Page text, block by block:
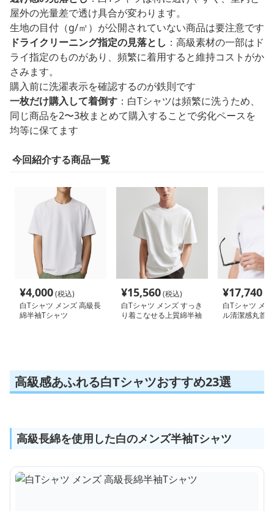
屋外の光量差で透け具合が変わります。
生地の目付（g/㎡）が公開されていない商品は要注意です
ドライクリーニング指定の見落とし ：高級素材の一部はド
ライ指定のものがあり、頻繁に着用すると維持コストがか
さみます。
購入前に洗濯表示を確認するのが鉄則です
一枚だけ購入して着倒す ：白Tシャツは頻繁に洗うため、
同じ商品を2〜3枚まとめて購入することで劣化ペースを
均等に保てます
今回紹介する商品一覧
¥4,000(税込)
白Tシャツ メンズ 高級長
綿半袖Tシャツ
¥15,560(税込)
白Tシャツ メンズ すっき
り着こなせる上質綿半袖
¥17,740
白Tシャツ メ
ル清潔感丸首
高級感あふれる白Tシャツおすすめ23選
高級長綿を使用した白のメンズ半袖Tシャツ